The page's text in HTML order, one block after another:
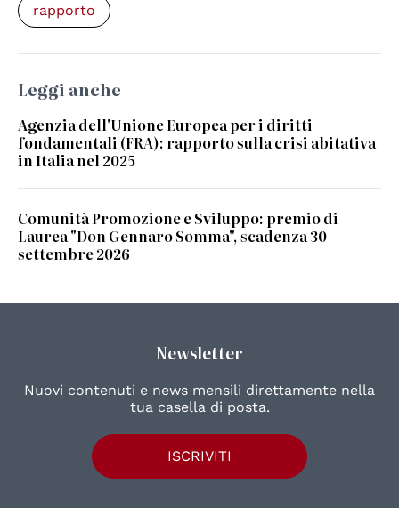
rapporto
Leggi anche
Agenzia dell'Unione Europea per i diritti
fondamentali (FRA): rapporto sulla crisi abitativa
in Italia nel 2025
Comunità Promozione e Sviluppo: premio di
Laurea "Don Gennaro Somma", scadenza 30
settembre 2026
Newsletter
Nuovi contenuti e news mensili direttamente nella
tua casella di posta.
ISCRIVITI